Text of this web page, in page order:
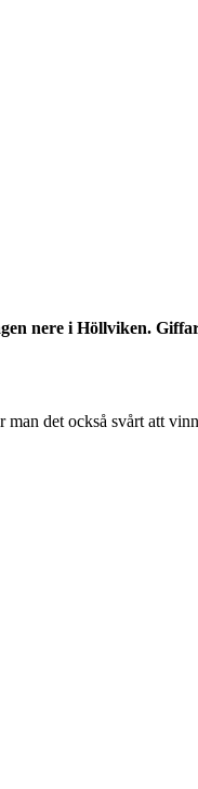
nere i Höllviken.
det också svårt att